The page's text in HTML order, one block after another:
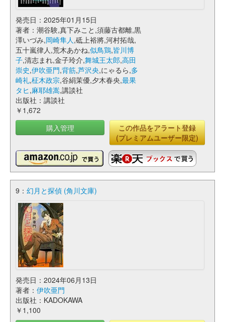
発売日：2025年01月15日
著者：潮谷験,真下みこと,須藤古都離,黒
澤いづみ,岡崎隼人,砥上裕將,河村拓哉,
五十嵐律人,荒木あかね,似鳥鶏,皆川博
子,清志まれ,金子玲介,舞城王太郎,高田
崇史,伊吹亜門,背筋,芦沢央,にゃるら,多
崎礼,柾木政宗,谷絹茉優,夕木春央,最果
タヒ,麻耶雄嵩,講談社
出版社：講談社
￥1,672
購入管理
この作品をアラート登録
(プレミアムユーザー限定)
9： 幻月と探偵 (角川文庫)
発売日：2024年06月13日
著者： 伊吹亜門
出版社：KADOKAWA
￥1,100